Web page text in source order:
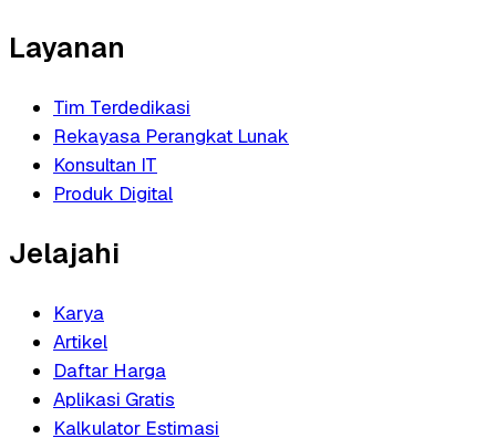
Layanan
Tim Terdedikasi
Rekayasa Perangkat Lunak
Konsultan IT
Produk Digital
Jelajahi
Karya
Artikel
Daftar Harga
Aplikasi Gratis
Kalkulator Estimasi